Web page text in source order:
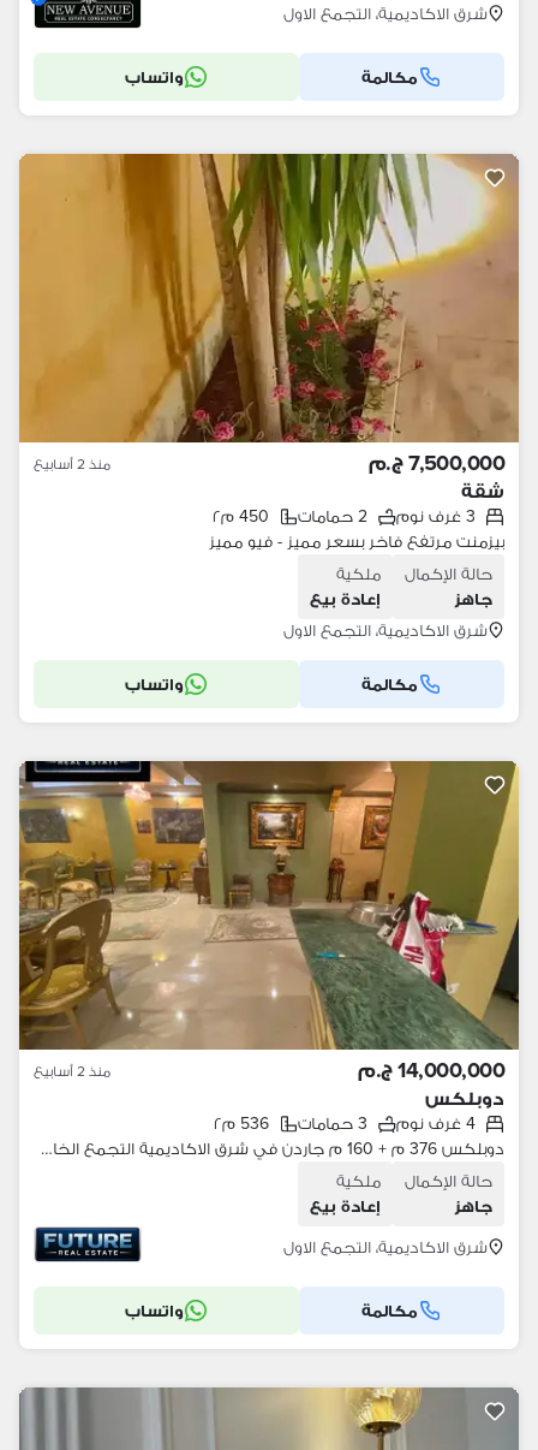
شرق الاكاديمية، التجمع الاول
مكالمة واتساب
7,500,000 ج.م منذ 2 أسابيع
شقة
3 غرف نوم 2 حمامات
450 م٢
بيزمنت مرتفع فاخر بسعر مميز - فيو مميز
حالة الإكمال
جاهز
ملكية
إعادة بيع
شرق الاكاديمية، التجمع الاول
مكالمة واتساب
14,000,000 ج.م منذ 2 أسابيع
دوبلكس
4 غرف نوم 3 حمامات
536 م٢
دوبلكس 376 م + 160 م جاردن في شرق الاكاديمية التجمع الخامس القاهرة الجديدة
حالة الإكمال
جاهز
ملكية
إعادة بيع
شرق الاكاديمية، التجمع الاول
مكالمة واتساب